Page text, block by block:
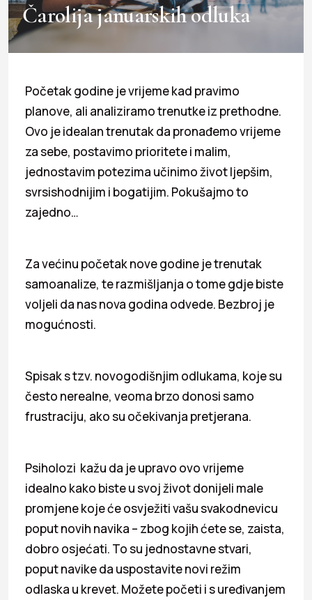
Čarolija januarskih odluka
Početak godine je vrijeme kad pravimo
planove, ali analiziramo trenutke iz prethodne.
Ovo je idealan trenutak da pronađemo vrijeme
za sebe, postavimo prioritete i malim,
jednostavim potezima učinimo život ljepšim,
svrsishodnijim i bogatijim. Pokušajmo to
zajedno…
Za većinu početak nove godine je trenutak
samoanalize, te razmišljanja o tome gdje biste
voljeli da nas nova godina odvede. Bezbroj je
mogućnosti.
Spisak s tzv. novogodišnjim odlukama, koje su
često nerealne, veoma brzo donosi samo
frustraciju, ako su očekivanja pretjerana.
Psiholozi kažu da je upravo ovo vrijeme
idealno kako biste u svoj život donijeli male
promjene koje će osvježiti vašu svakodnevicu
poput novih navika – zbog kojih ćete se, zaista,
dobro osjećati. To su jednostavne stvari,
poput navike da uspostavite novi režim
odlaska u krevet. Možete početi i s uređivanjem